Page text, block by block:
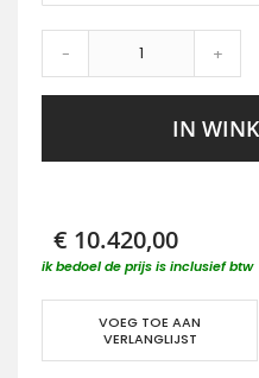
- +
IN
€ 10.420,00
ik bedoel de prijs is inclusief btw
VOEG TOE AAN
VERLANGLIJST